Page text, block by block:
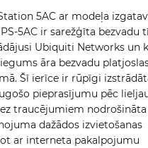
5AC ar modeļa
5AC ir sarežģīta bezvadu
Ubiquiti Networks un
āra bezvadu
Šī ierīce ir rūpīgi
pieprasījumu pēc
traucējumiem nodrošināta
dažādos izvietošanas
ar interneta pakalpojumu